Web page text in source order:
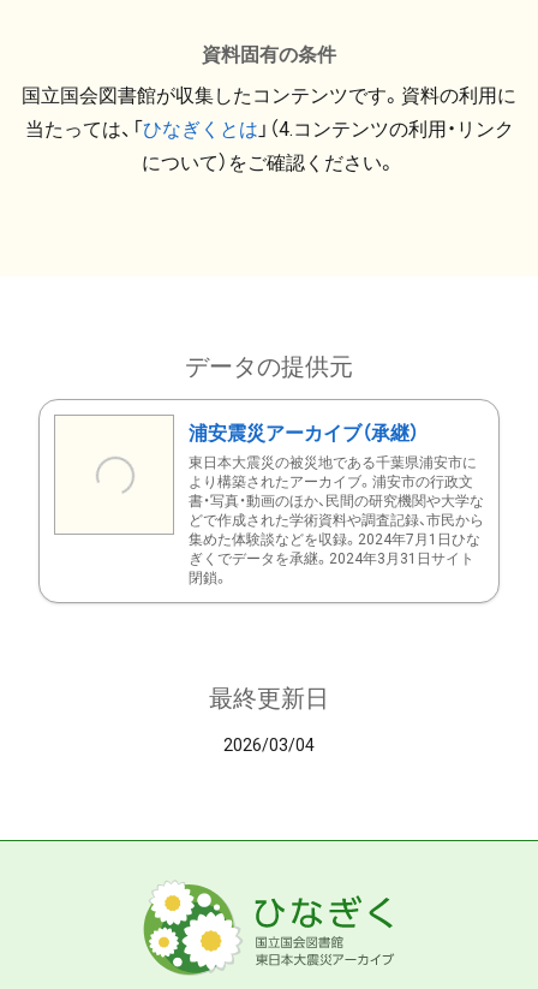
資料固有の条件
国立国会図書館が収集したコンテンツです。資料の利用に
当たっては、「ひなぎくとは 」（4.コンテンツの利用・リンク
について）をご確認ください。
データの提供元
浦安震災アーカイブ（承継）
東日本大震災の被災地である千葉県浦安市に
より構築されたアーカイブ。浦安市の行政文
書・写真・動画のほか、民間の研究機関や大学な
どで作成された学術資料や調査記録、市民から
集めた体験談などを収録。2024年7月1日ひな
ぎくでデータを承継。2024年3月31日サイト
閉鎖。
最終更新日
2026/03/04